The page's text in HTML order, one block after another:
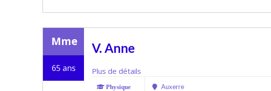
Mme
65 ans
V. Anne
Plus de détails
Physique Auxerre